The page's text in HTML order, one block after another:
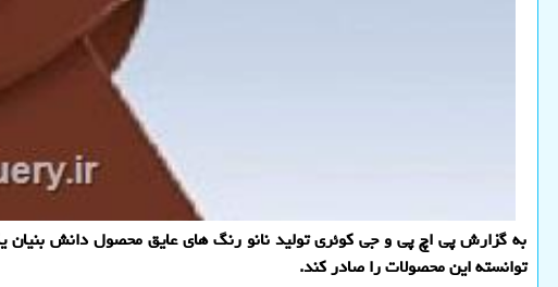
به گزارش پی اچ پی و جی كوئری تولید نانو رنگ های عایق محصول دانش
توانسته این محصولات را صادر كند.